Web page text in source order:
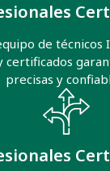
de técnicos
certificados
precisas y